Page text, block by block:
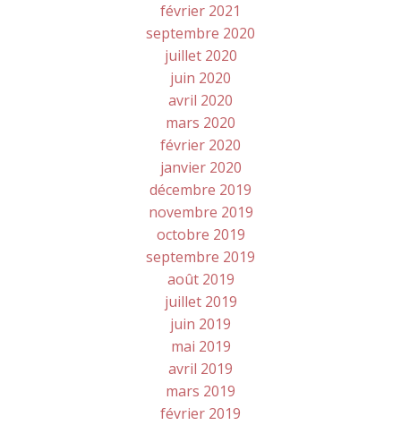
février 2021
septembre 2020
juillet 2020
juin 2020
avril 2020
mars 2020
février 2020
janvier 2020
décembre 2019
novembre 2019
octobre 2019
septembre 2019
août 2019
juillet 2019
juin 2019
mai 2019
avril 2019
mars 2019
février 2019